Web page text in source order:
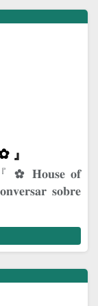
』
✿⁠ 𝐇𝐨𝐮𝐬𝐞 𝐨𝐟
𝐬𝐨𝐛𝐫𝐞